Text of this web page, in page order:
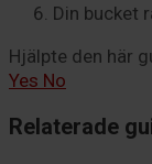
Din bucket
Hjälpte den här
Yes No
Relaterade